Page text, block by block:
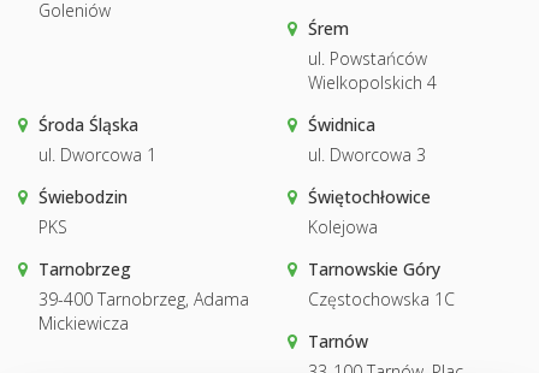
Goleniów
Śrem
ul. Powstańców
Wielkopolskich 4
Środa Śląska
ul. Dworcowa 1
Świdnica
ul. Dworcowa 3
Świebodzin
PKS
Świętochłowice
Kolejowa
Tarnobrzeg
39-400 Tarnobrzeg, Adama
Mickiewicza
Tarnowskie Góry
Częstochowska 1C
Tarnów